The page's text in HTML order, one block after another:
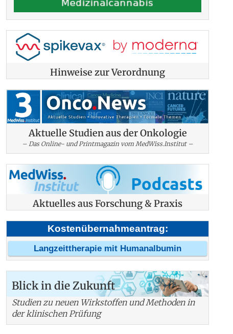
Hinweise zur Verordnung
Aktuelle Studien aus der Onkologie
– Das Online- und Printmagazin vom MedWiss.Institut –
Aktuelles aus Forschung & Praxis
Kostenübernahmeantrag:
Langzeittherapie mit Humanalbumin
Blick in die Zukunft
Studien zu neuen Wirkstoffen und Methoden in
der klinischen Prüfung